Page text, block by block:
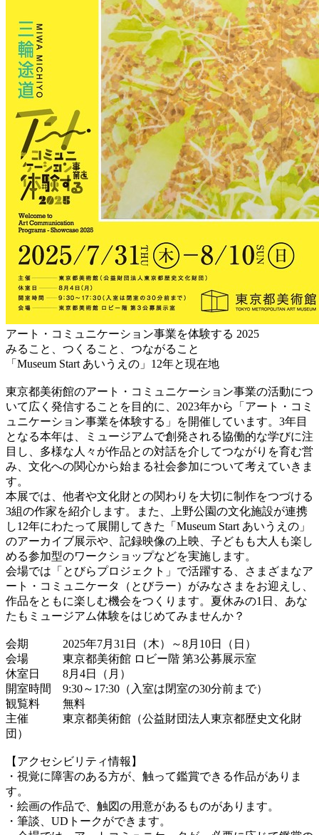
アート・コミュニケーション事業を体験する 2025
みること、つくること、つながること
「Museum Start あいうえの」12年と現在地
東京都美術館のアート・コミュニケーション事業の活動につ
いて広く発信することを目的に、2023年から「アート・コミ
ュニケーション事業を体験する」を開催しています。3年目
となる本年は、ミュージアムで創発される協働的な学びに注
目し、多様な人々が作品との対話を介してつながりを育む営
み、文化への関心から始まる社会参加について考えていきま
す。
本展では、他者や文化財との関わりを大切に制作をつづける
3組の作家を紹介します。また、上野公園の文化施設が連携
し12年にわたって展開してきた「Museum Start あいうえの」
のアーカイブ展示や、記録映像の上映、子どもも大人も楽し
める参加型のワークショップなどを実施します。
会場では「とびらプロジェクト」で活躍する、さまざまなア
ート・コミュニケータ（とびラー）がみなさまをお迎えし、
作品をともに楽しむ機会をつくります。夏休みの1日、あな
たもミュージアム体験をはじめてみませんか？
会期 2025年7月31日（木）～8月10日（日）
会場 東京都美術館 ロビー階 第3公募展示室
休室日 8月4日（月）
開室時間 9:30～17:30（入室は閉室の30分前まで）
観覧料 無料
主催 東京都美術館（公益財団法人東京都歴史文化財
団）
【アクセシビリティ情報】
・視覚に障害のある方が、触って鑑賞できる作品がありま
す。
・絵画の作品で、触図の用意があるものがあります。
・筆談、UDトークができます。